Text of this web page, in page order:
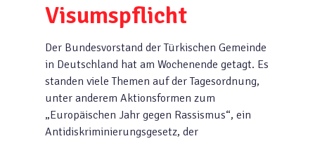
Visumspflicht
Der Bundesvorstand der Türkischen Gemeinde
in Deutschland hat am Wochenende getagt. Es
standen viele Themen auf der Tagesordnung,
unter anderem Aktionsformen zum
„Europäischen Jahr gegen Rassismus“, ein
Antidiskriminierungsgesetz, der